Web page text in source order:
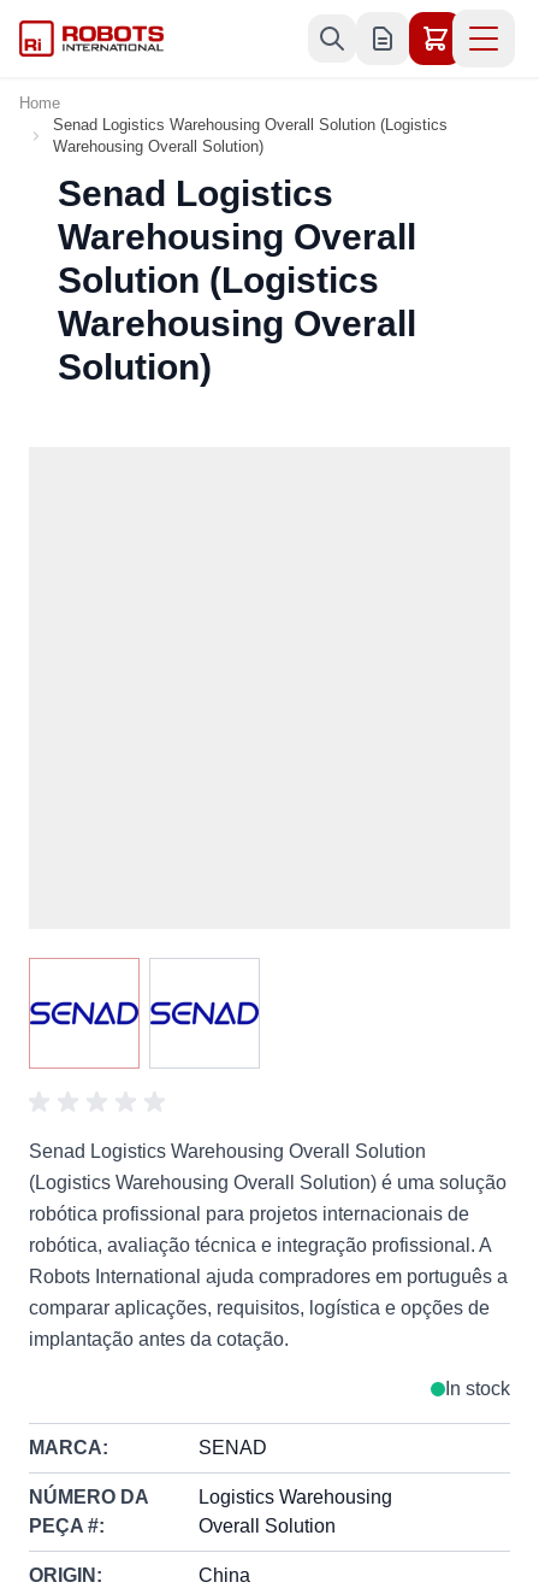
Home
Senad Logistics Warehousing Overall Solution (Logistics
Warehousing Overall Solution)
Senad Logistics
Warehousing Overall
Solution (Logistics
Warehousing Overall
Solution)
Senad Logistics Warehousing Overall Solution
(Logistics Warehousing Overall Solution) é uma solução
robótica profissional para projetos internacionais de
robótica, avaliação técnica e integração profissional. A
Robots International ajuda compradores em português a
comparar aplicações, requisitos, logística e opções de
implantação antes da cotação.
In stock
MARCA: SENAD
NÚMERO DA
PEÇA #:
Logistics Warehousing
Overall Solution
ORIGIN: China